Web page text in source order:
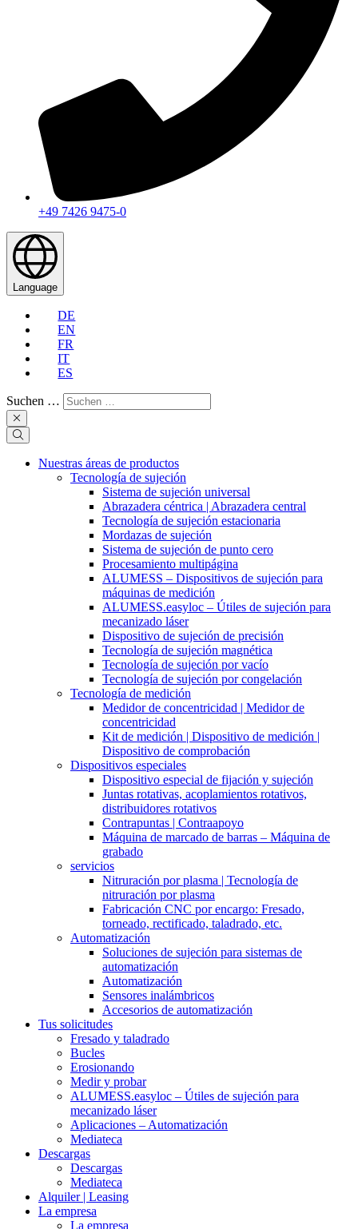
+49 7426 9475-0
Language
DE
EN
FR
IT
ES
Suchen …
Nuestras áreas de productos
Tecnología de sujeción
Sistema de sujeción universal
Abrazadera céntrica | Abrazadera central
Tecnología de sujeción estacionaria
Mordazas de sujeción
Sistema de sujeción de punto cero
Procesamiento multipágina
ALUMESS – Dispositivos de sujeción para
máquinas de medición
ALUMESS.easyloc – Útiles de sujeción para
mecanizado láser
Dispositivo de sujeción de precisión
Tecnología de sujeción magnética
Tecnología de sujeción por vacío
Tecnología de sujeción por congelación
Tecnología de medición
Medidor de concentricidad | Medidor de
concentricidad
Kit de medición | Dispositivo de medición |
Dispositivo de comprobación
Dispositivos especiales
Dispositivo especial de fijación y sujeción
Juntas rotativas, acoplamientos rotativos,
distribuidores rotativos
Contrapuntas | Contraapoyo
Máquina de marcado de barras – Máquina de
grabado
servicios
Nitruración por plasma | Tecnología de
nitruración por plasma
Fabricación CNC por encargo: Fresado,
torneado, rectificado, taladrado, etc.
Automatización
Soluciones de sujeción para sistemas de
automatización
Automatización
Sensores inalámbricos
Accesorios de automatización
Tus solicitudes
Fresado y taladrado
Bucles
Erosionando
Medir y probar
ALUMESS.easyloc – Útiles de sujeción para
mecanizado láser
Aplicaciones – Automatización
Mediateca
Descargas
Descargas
Mediateca
Alquiler | Leasing
La empresa
La empresa